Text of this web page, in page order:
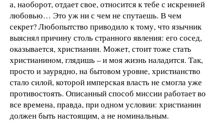
а, наоборот, отдает свое, относится к тебе с искренней
любовью… Это уж ни с чем не спутаешь. В чем
секрет? Любопытство приводило к тому, что язычник
выяснял причину столь странного явления: его сосед,
оказывается, христианин. Может, стоит тоже стать
христианином, глядишь – и моя жизнь наладится. Так,
просто и заурядно, на бытовом уровне, христианство
стало силой, которой имперская власть не смогла уже
противостоять. Описанный способ миссии работает во
все времена, правда, при одном условии: христианин
должен быть настоящим, а не номинальным.